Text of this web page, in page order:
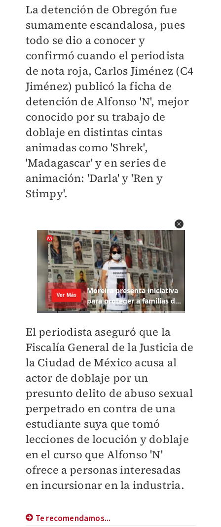
​La detención de Obregón fue
sumamente escandalosa, pues
todo se dio a conocer y
confirmó cuando el periodista
de nota roja, Carlos Jiménez (C4
Jiménez) publicó la ficha de
detención de Alfonso 'N', mejor
conocido por su trabajo de
doblaje en distintas cintas
animadas como 'Shrek',
'Madagascar' y en series de
animación: 'Darla' y 'Ren y
Stimpy'.
El periodista aseguró que la
Fiscalía General de la Justicia de
la Ciudad de México acusa al
actor de doblaje por un
presunto delito de abuso sexual
perpetrado en contra de una
estudiante suya que tomó
lecciones de locución y doblaje
en el curso que Alfonso 'N'
ofrece a personas interesadas
en incursionar en la industria.
Te recomendamos...